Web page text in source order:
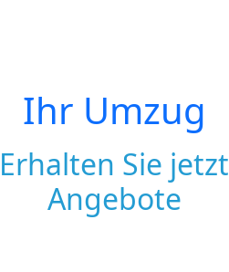
Ihr Umzug
Erhalten Sie jetzt
Angebote